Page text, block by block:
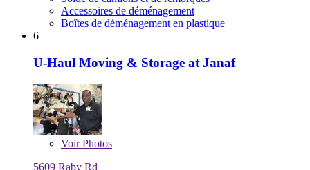
Accessoires de déménagement
Boîtes de déménagement en plastique
6
U-Haul Moving & Storage at Janaf
VoirPhotos
5609 Raby Rd